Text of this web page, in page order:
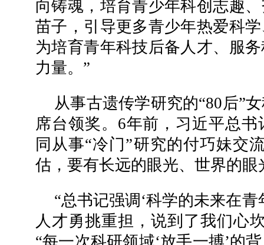
向铸魂，培育青少年科创志趣
苗子，引导更多青少年热爱科
为培育青年科技后备人才、服
力量。”
从事古遗传学研究的“80后”
席台领奖。6年前，习近平总
同从事“冷门”研究的付巧妹交
估，要有长远的眼光、世界的眼
“总书记强调‘科学的未来在
人才勇挑重担，说到了我们心
“每一次科研领域‘放手一搏’的